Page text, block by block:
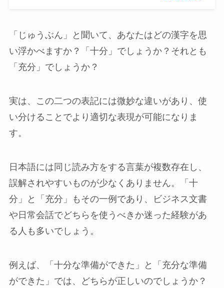
「じゅうぶん」と聞いて、あなたはどの漢字を思
い浮かべますか？「十分」でしょうか？それとも
「充分」でしょうか？
実は、この二つの表記には微妙な違いがあり、使
い分けることでより適切な表現が可能になりま
す。
日本語には同じ読み方をする言葉が複数存在し、
誤解されやすいものが少なくありません。「十
分」と「充分」もその一例であり、ビジネス文書
や日常会話でどちらを使うべきか迷った経験があ
る人も多いでしょう。
例えば、「十分な準備ができた」と「充分な準備
ができた」では、どちらが正しいのでしょうか？